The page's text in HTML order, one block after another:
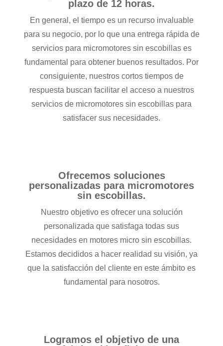
plazo de 12 horas.
En general, el tiempo es un recurso invaluable
para su negocio, por lo que una entrega rápida de
servicios para micromotores sin escobillas es
fundamental para obtener buenos resultados. Por
consiguiente, nuestros cortos tiempos de
respuesta buscan facilitar el acceso a nuestros
servicios de micromotores sin escobillas para
satisfacer sus necesidades.
Ofrecemos soluciones
personalizadas para micromotores
sin escobillas.
Nuestro objetivo es ofrecer una solución
personalizada que satisfaga todas sus
necesidades en motores micro sin escobillas.
Estamos decididos a hacer realidad su visión, ya
que la satisfacción del cliente en este ámbito es
fundamental para nosotros.
Logramos el objetivo de una